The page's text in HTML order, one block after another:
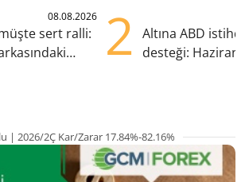
08.08.2026
sert ralli:
2
Altına ABD
desteği:
| 2026/2Ç Kar/Zarar 17.84%-82.16%